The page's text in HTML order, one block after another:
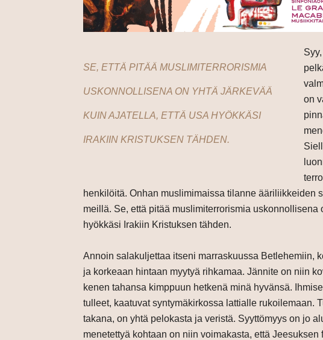
SE, ETTÄ PITÄÄ MUSLIMITERRORISMIA
USKONNOLLISENA ON YHTÄ JÄRKEVÄÄ
KUIN AJATELLA, ETTÄ USA HYÖKKÄSI
IRAKIIN KRISTUKSEN TÄHDEN.
on
henkilöitä. Onhan muslimimaissa tilanne ääriliikkeiden
meillä. Se, että pitää muslimiterrorismia
hyökkäsi Irakiin Kristuksen tähden.
Annoin salakuljettaa itseni marraskuussa Betlehemiin,
ja korkeaan hintaan myytyä rihkamaa. Jännite on niin
kenen tahansa kimppuun hetkenä minä hyvänsä.
tulleet, kaatuvat syntymäkirkossa lattialle rukoilemaan.
takana, on yhtä pelokasta ja veristä. Syyttömyys on jo
menetettyä kohtaan on niin voimakasta, että